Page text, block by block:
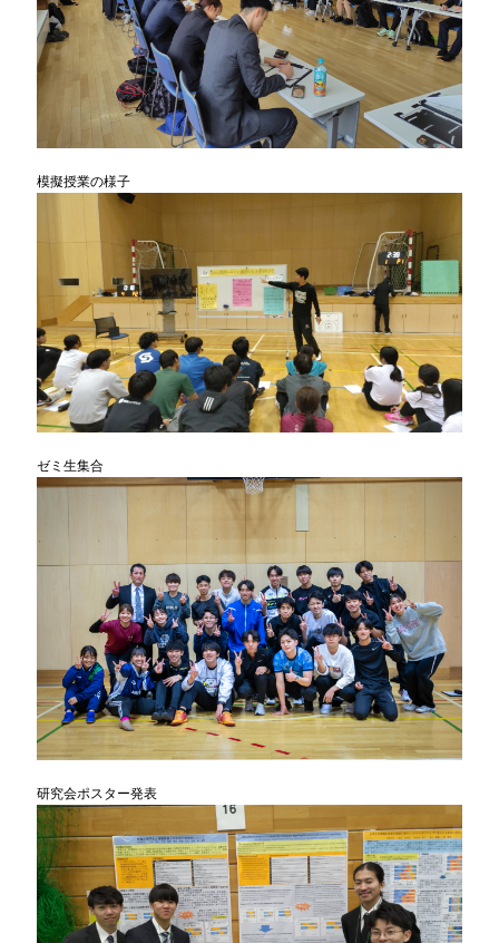
模擬授業の様子
ゼミ生集合
研究会ポスター発表